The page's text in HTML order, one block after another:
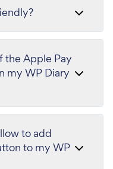
the Apple Pay
my WP Diary
to add
to my WP